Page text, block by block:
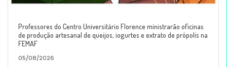
Professores do Centro Universitário Florence ministrarão oficinas
de produção artesanal de queijos, iogurtes e extrato de própolis na
FEMAF
05/08/2026